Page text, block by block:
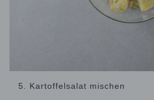
5. Kartoffelsalat mischen